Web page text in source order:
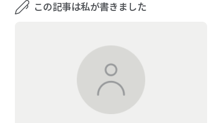
この記事は私が書きました